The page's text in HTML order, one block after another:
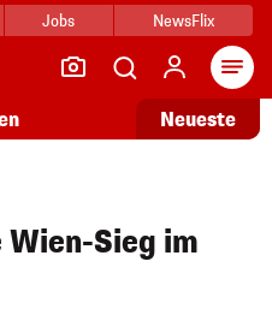
Jobs NewsFlix
Neueste
Sieg im